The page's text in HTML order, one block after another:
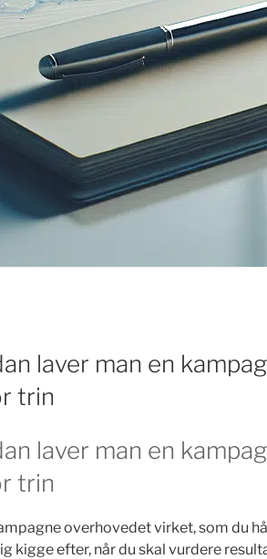
laver man en
trin
laver man en
trin
overhovedet virket, som du
kigge efter, når du skal vurdere